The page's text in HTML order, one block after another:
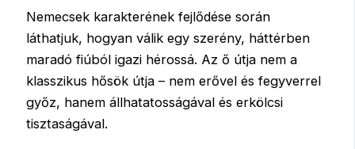
Nemecsek karakterének fejlődése során
láthatjuk, hogyan válik egy szerény, háttérben
maradó fiúból igazi hérossá. Az ő útja nem a
klasszikus hősök útja – nem erővel és fegyverrel
győz, hanem állhatatosságával és erkölcsi
tisztaságával.